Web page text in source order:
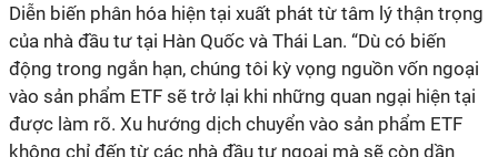
Diễn biến phân hóa hiện tại xuất phát từ tâm lý thận trọng
của nhà đầu tư tại Hàn Quốc và Thái Lan. “Dù có biến
động trong ngắn hạn, chúng tôi kỳ vọng nguồn vốn ngoại
vào sản phẩm ETF sẽ trở lại khi những quan ngại hiện tại
được làm rõ. Xu hướng dịch chuyển vào sản phẩm ETF
không chỉ đến từ các nhà đầu tư ngoại mà sẽ còn dần